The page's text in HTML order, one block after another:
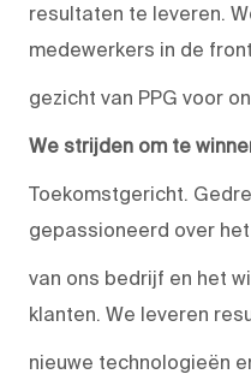
resultaten te leveren.
medewerkers in de
gezicht van PPG voor
We strijden om te
Toekomstgericht.
gepassioneerd over
van ons bedrijf en het
klanten. We leveren
nieuwe technologieën